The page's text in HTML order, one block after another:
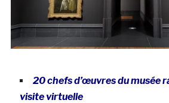
20 chefs d’œuvresdu musée
visite virtuelle